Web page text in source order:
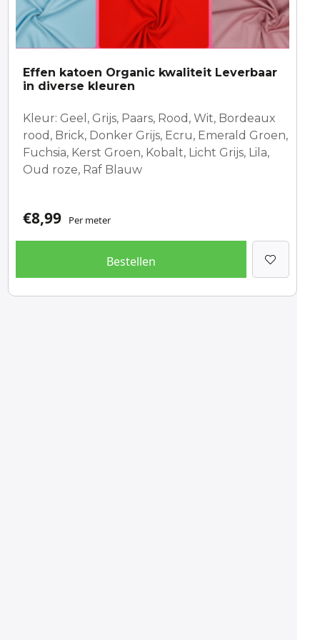
Effen katoen Organic kwaliteit Leverbaar
in diverse kleuren
Kleur: Geel, Grijs, Paars, Rood, Wit, Bordeaux
rood, Brick, Donker Grijs, Ecru, Emerald Groen,
Fuchsia, Kerst Groen, Kobalt, Licht Grijs, Lila,
Oud roze, Raf Blauw
€8,99 Per meter
Bestellen